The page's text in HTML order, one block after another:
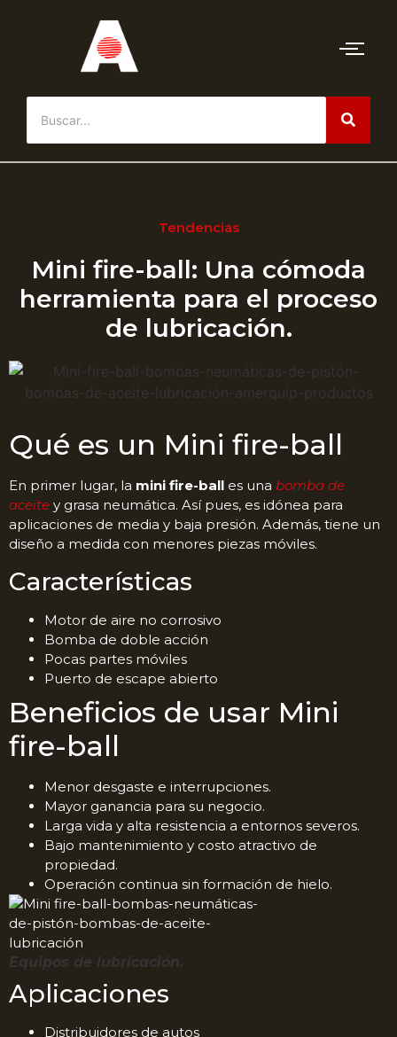
Tendencias
Mini fire-ball: Una cómoda
herramienta para el proceso
de lubricación.
Qué es un Mini fire-ball
En primer lugar, la mini fire-ball es una bomba de
aceite y grasa neumática. Así pues, es idónea para
aplicaciones de media y baja presión. Además, tiene un
diseño a medida con menores piezas móviles.
Características
Motor de aire no corrosivo
Bomba de doble acción
Pocas partes móviles
Puerto de escape abierto
Beneficios de usar Mini
fire-ball
Menor desgaste e interrupciones.
Mayor ganancia para su negocio.
Larga vida y alta resistencia a entornos severos.
Bajo mantenimiento y costo atractivo de
propiedad.
Operación continua sin formación de hielo.
Equipos de lubricación.
Aplicaciones
Distribuidores de autos